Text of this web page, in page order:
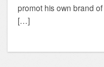
promot his own brand
[…]